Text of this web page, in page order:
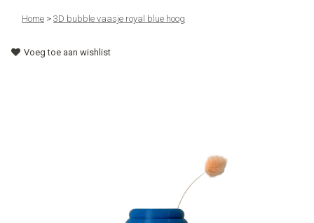
Just arrived
Juwelen & Accessoires
Home > 3D bubble vaasje royal blue hoog
Voeg toe aan wishlist